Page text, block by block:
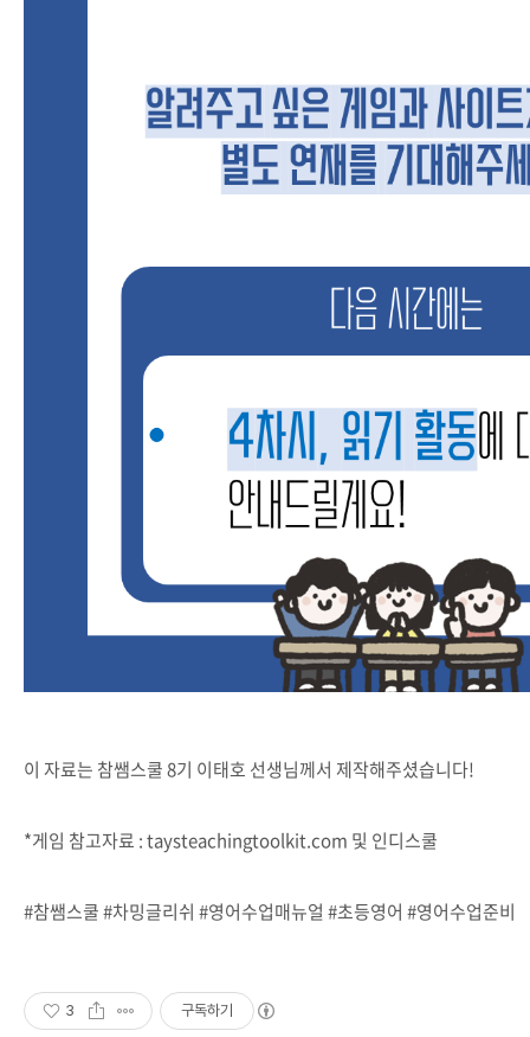
이 자료는 참쌤스쿨 8기 이태호 선생님께서 제작해주셨습니다!
*게임 참고자료 : taysteachingtoolkit.com 및 인디스쿨
#참쌤스쿨 #차밍글리쉬 #영어수업매뉴얼 #초등영어 #영어수업준비
3 구독하기